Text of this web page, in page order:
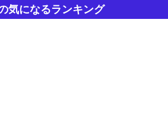
気になるランキング